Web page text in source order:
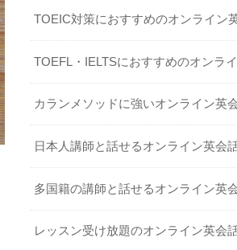
TOEIC対策におすすめのオンライン
TOEFL・IELTSにおすすめのオンラ
カランメソッドに強いオンライン英
日本人講師と話せるオンライン英会
多国籍の講師と話せるオンライン英
レッスン受け放題のオンライン英会